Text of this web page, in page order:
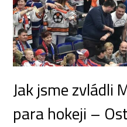
Jak jsme zvládli
para hokeji –